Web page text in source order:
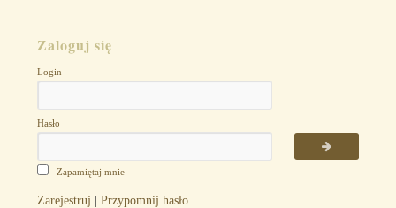
Zaloguj się
Login
Hasło
Zapamiętaj mnie
Zarejestruj | Przypomnij hasło